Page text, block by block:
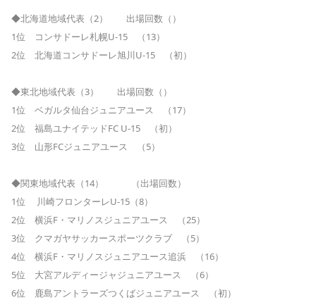
◆北海道地域代表（2） 出場回数（）
1位 コンサドーレ札幌U-15 （13）
2位 北海道コンサドーレ旭川U-15 （初）
◆東北地域代表（3） 出場回数（）
1位 ベガルタ仙台ジュニアユース （17）
2位 福島ユナイテッドFC U-15 （初）
3位 山形FCジュニアユース （5）
◆関東地域代表（14） （出場回数）
1位 川崎フロンターレU-15（8）
2位 横浜F・マリノスジュニアユース （25）
3位 クマガヤサッカースポーツクラブ （5）
4位 横浜F・マリノスジュニアユース追浜 （16）
5位 大宮アルディージャジュニアユース （6）
6位 鹿島アントラーズつくばジュニアユース （初）